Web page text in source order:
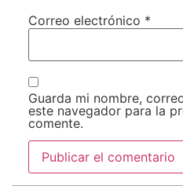
Correo electrónico *
Guarda mi nombre,
este navegador para la
comente.